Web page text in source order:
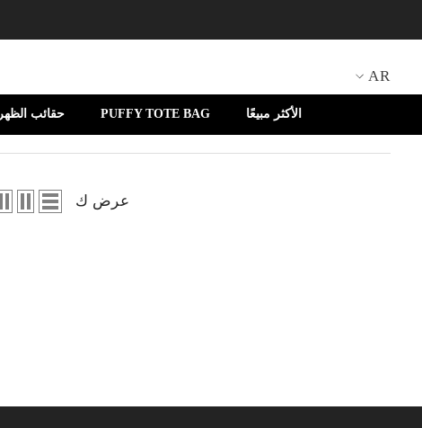
AR
AR
الأكثر مبيعًا PUFFY TOTE BAG حقائب الظهر
عرض ك